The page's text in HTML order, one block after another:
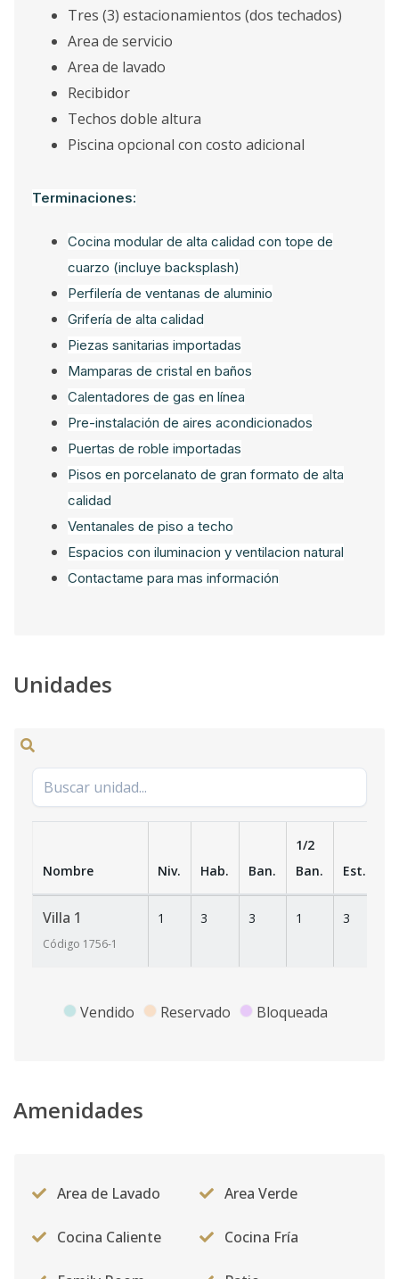
Tres (3) estacionamientos (dos techados)
Area de servicio
Area de lavado
Recibidor
Techos doble altura
Piscina opcional con costo adicional
Terminaciones:
Cocina modular de alta calidad con tope de
cuarzo (incluye backsplash)
Perfilería de ventanas de aluminio
Grifería de alta calidad
Piezas sanitarias importadas
Mamparas de cristal en baños
Calentadores de gas en línea
Pre-instalación de aires acondicionados
Puertas de roble importadas
Pisos en porcelanato de gran formato de alta
calidad
Ventanales de piso a techo
Espacios con iluminacion y ventilacion natural
Contactame para mas información
Unidades
Nombre Niv. Hab. Ban.
1/2
Ban.
Est.
Villa 1
Código 1756-1
1 3 3 1 3
Vendido Reservado Bloqueada
Amenidades
Area de Lavado Area Verde
Cocina Caliente Cocina Fría